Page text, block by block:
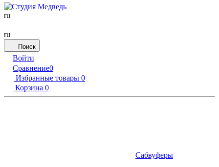
ru
ru
Поиск
Войти
Сравнение0
Избранные товары 0
Корзина 0
Сабвуферы